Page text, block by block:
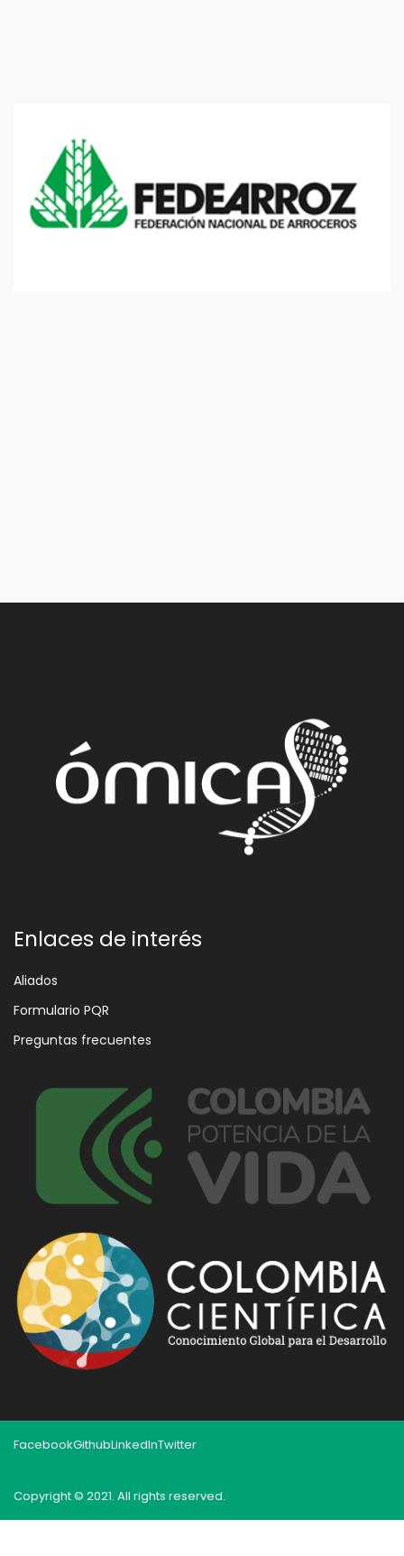
Enlaces de interés
Aliados
Formulario PQR
Preguntas frecuentes
FacebookGithubLinkedInTwitter
Copyright © 2021. All rights reserved.